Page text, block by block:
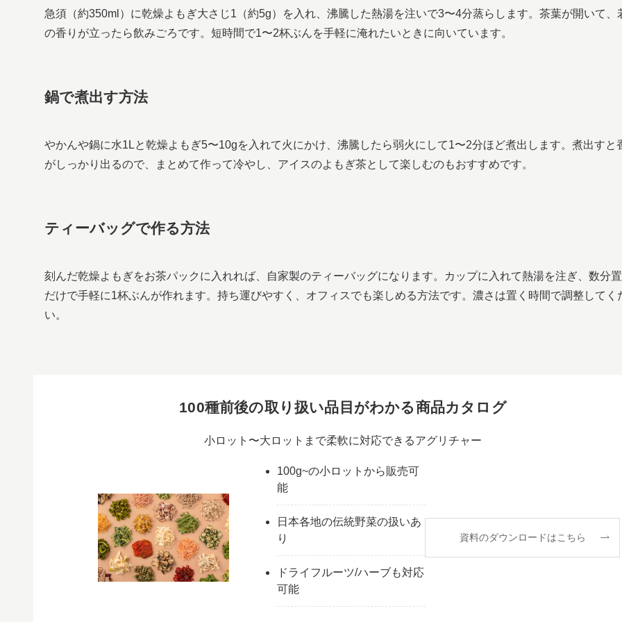
急須（約350ml）に乾燥よもぎ大さじ1（約5g）を入れ、沸騰した熱湯を注いで3〜4分蒸らします。茶葉が開いて、
の香りが立ったら飲みごろです。短時間で1〜2杯ぶんを手軽に淹れたいときに向いています。
鍋で煮出す方法
やかんや鍋に水1Lと乾燥よもぎ5〜10gを入れて火にかけ、沸騰したら弱火にして1〜2分ほど煮出します。煮出すと
がしっかり出るので、まとめて作って冷やし、アイスのよもぎ茶として楽しむのもおすすめです。
ティーバッグで作る方法
刻んだ乾燥よもぎをお茶パックに入れれば、自家製のティーバッグになります。カップに入れて熱湯を注ぎ、数分置
だけで手軽に1杯ぶんが作れます。持ち運びやすく、オフィスでも楽しめる方法です。濃さは置く時間で調整してく
い。
100種前後の取り扱い品目がわかる商品カタログ
小ロット〜大ロットまで柔軟に対応できるアグリチャー
100g~の小ロットから販売可
能
日本各地の伝統野菜の扱いあ
り
ドライフルーツ/ハーブも対応
可能
資料のダウンロードはこちら